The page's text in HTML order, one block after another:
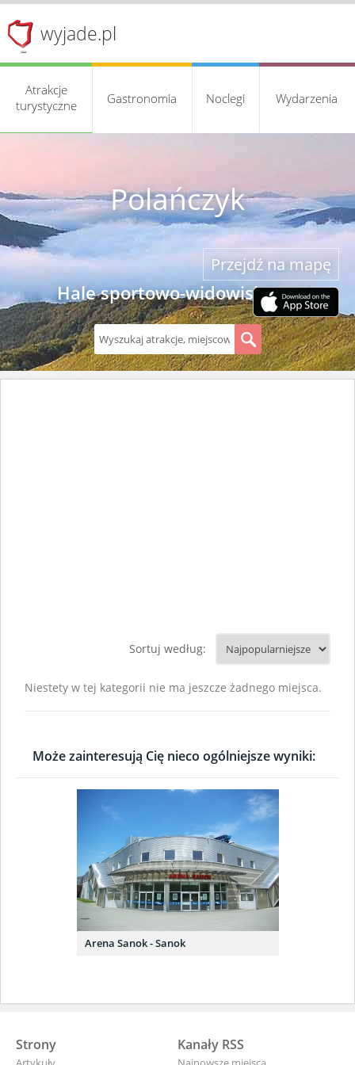
wyjade.pl
Atrakcje
turystyczne
Gastronomia Noclegi Wydarzenia
Polańczyk
Hale sportowo-widowiskowe
Przejdź na mapę
Sortuj według:
Niestety w tej kategorii nie ma jeszcze żadnego miejsca.
Może zainteresują Cię nieco ogólniejsze wyniki:
Arena Sanok - Sanok
Strony Kanały RSS